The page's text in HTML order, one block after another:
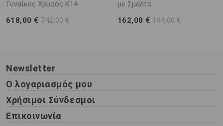
Γυναίκες Χρυσός K14
618,00 €742,00 €
με Σμάλτο
162,00 €194,00 €
Newsletter
Ο λογαριασμός μου
Χρήσιμοι Σύνδεσμοι
Επικοινωνία